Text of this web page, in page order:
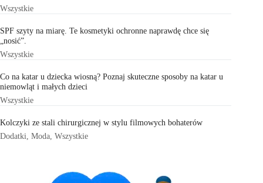
Wszystkie
SPF szyty na miarę. Te kosmetyki ochronne naprawdę chce się
„nosić”.
Wszystkie
Co na katar u dziecka wiosną? Poznaj skuteczne sposoby na katar u
niemowląt i małych dzieci
Wszystkie
Kolczyki ze stali chirurgicznej w stylu filmowych bohaterów
Dodatki Moda Wszystkie